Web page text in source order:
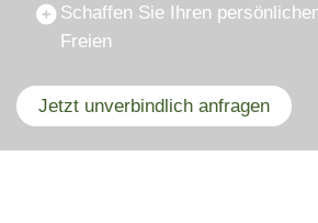
Schaffen Sie Ihren
Freien
Jetzt unverbindlich anfragen